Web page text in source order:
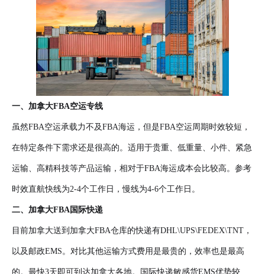
一、 加拿大FBA空运专线
虽然FBA空运承载力不及FBA海运，但是FBA空运周期时效较短，
在特定条件下需求还是很高的。适用于贵重、低重量、小件、紧急
运输、高精科技等产品运输，相对于FBA海运成本会比较高。参考
时效直航快线为2-4个工作日，慢线为4-6个工作日。
二、加拿大FBA国际快递
目前加拿大送到加拿大FBA仓库的快递有DHL\UPS\FEDEX\TNT，
以及邮政EMS。对比其他运输方式费用是最贵的，效率也是最高
的。最快3天即可到达加拿大各地。国际快递敏感货EMS优势较